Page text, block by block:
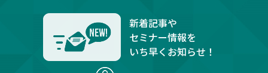
新着記事や
セミナー情報を
いち早くお知らせ！